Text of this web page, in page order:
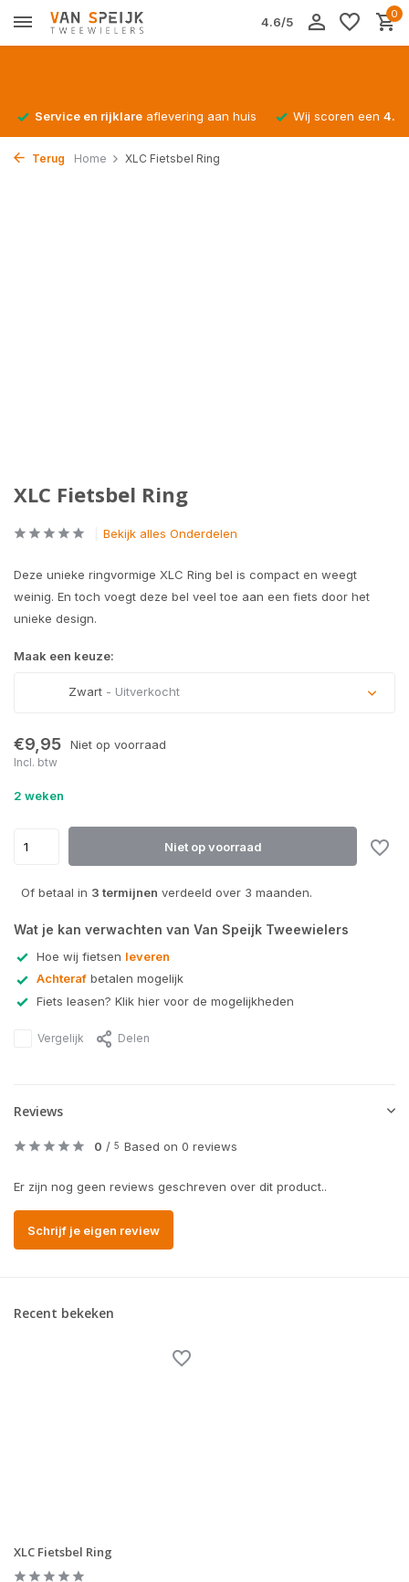
4.6/5
0
Service en rijklare aflevering aan huis Wij scoren een
Terug Home XLC Fietsbel Ring
XLC Fietsbel Ring
Bekijk alles Onderdelen
Deze unieke ringvormige XLC Ring bel is compact en weegt
weinig. En toch voegt deze bel veel toe aan een fiets door het
unieke design.
Maak een keuze:
Zwart - Uitverkocht
€9,95 Niet op voorraad
Incl. btw
2 weken
Niet op voorraad
Of betaal in 3 termijnen verdeeld over 3 maanden.
Wat je kan verwachten van Van Speijk Tweewielers
Hoe wij fietsen leveren
Achteraf betalen mogelijk
Fiets leasen? Klik hier voor de mogelijkheden
Vergelijk Delen
Reviews
0 / 5 Based on 0 reviews
Er zijn nog geen reviews geschreven over dit product..
Schrijf je eigen review
Recent bekeken
XLC Fietsbel Ring